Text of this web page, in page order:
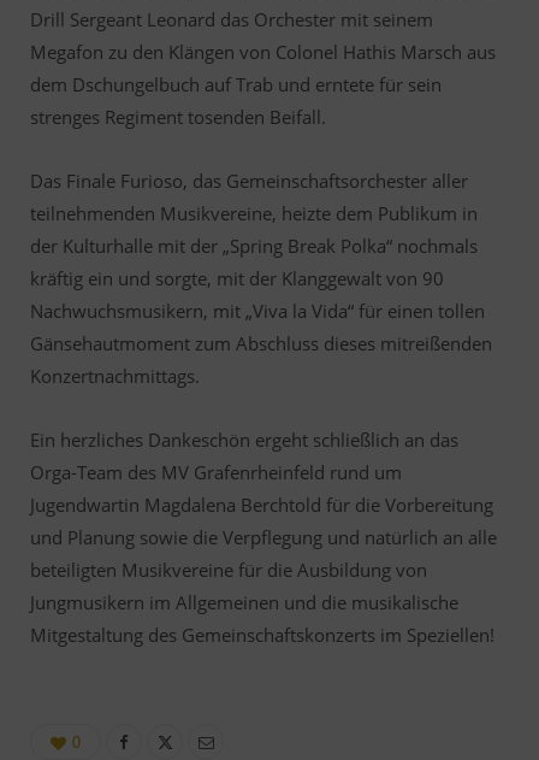
Drill Sergeant Leonard das Orchester mit seinem
Megafon zu den Klängen von Colonel Hathis Marsch aus
dem Dschungelbuch auf Trab und erntete für sein
strenges Regiment tosenden Beifall.
Das Finale Furioso, das Gemeinschaftsorchester aller
teilnehmenden Musikvereine, heizte dem Publikum in
der Kulturhalle mit der „Spring Break Polka“ nochmals
kräftig ein und sorgte, mit der Klanggewalt von 90
Nachwuchsmusikern, mit „Viva la Vida“ für einen tollen
Gänsehautmoment zum Abschluss dieses mitreißenden
Konzertnachmittags.
Ein herzliches Dankeschön ergeht schließlich an das
Orga-Team des MV Grafenrheinfeld rund um
Jugendwartin Magdalena Berchtold für die Vorbereitung
und Planung sowie die Verpflegung und natürlich an alle
beteiligten Musikvereine für die Ausbildung von
Jungmusikern im Allgemeinen und die musikalische
Mitgestaltung des Gemeinschaftskonzerts im Speziellen!
0